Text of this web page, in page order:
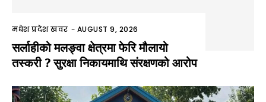
मधेश प्रदेश खवर - AUGUST 9, 2026
सर्लाहीको मलङ्वा क्षेत्रमा फेरि मौलायो
तस्करी ? सुरक्षा निकायमाथि संरक्षणको आरोप